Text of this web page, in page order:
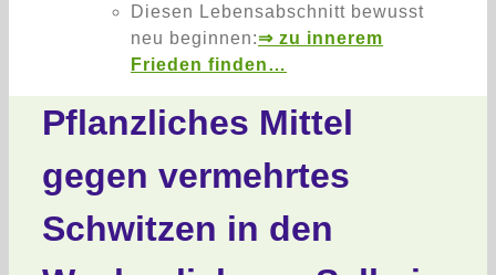
Diesen Lebensabschnitt bewusst
neu beginnen:⇒ zu innerem
Frieden finden…
Pflanzliches Mittel
gegen vermehrtes
Schwitzen in den